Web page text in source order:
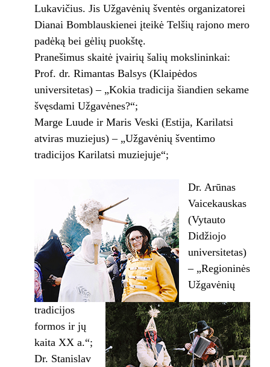
Lukavičius. Jis Užgavėnių šventės organizatorei
Dianai Bomblauskienei įteikė Telšių rajono mero
padėką bei gėlių puokštę.
Pranešimus skaitė įvairių šalių mokslininkai:
Prof. dr. Rimantas Balsys (Klaipėdos
universitetas) – „Kokia tradicija šiandien sekame
švęsdami Užgavėnes?“;
Marge Luude ir Maris Veski (Estija, Karilatsi
atviras muziejus) – „Užgavėnių šventimo
tradicijos Karilatsi muziejuje“;
Dr. Arūnas
Vaicekauskas
(Vytauto
Didžiojo
universitetas)
– „Regioninės
Užgavėnių
tradicijos
formos ir jų
kaita XX a.“;
Dr. Stanislav